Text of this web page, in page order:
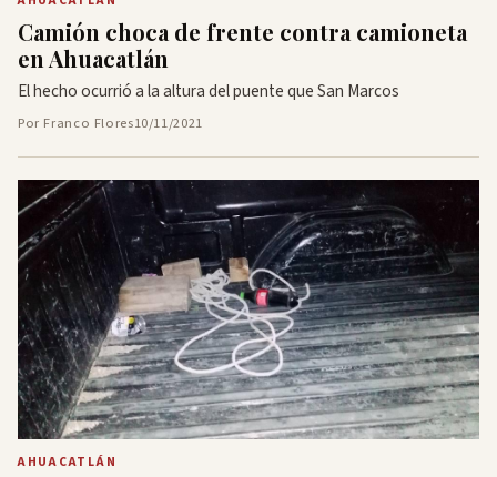
Camión choca de frente contra camioneta
en Ahuacatlán
El hecho ocurrió a la altura del puente que San Marcos
Por Franco Flores10/11/2021
AHUACATLÁN